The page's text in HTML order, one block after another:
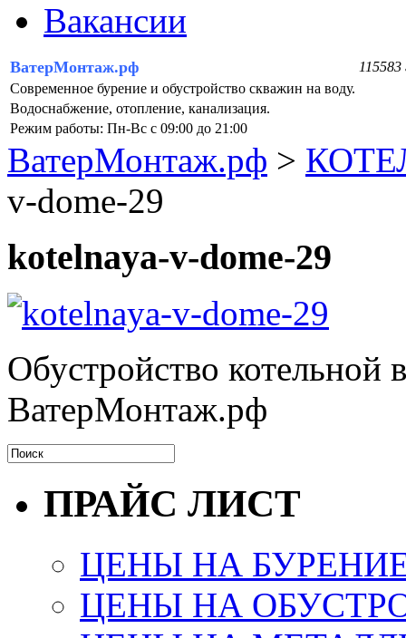
Вакансии
ВатерМонтаж.рф
Современное бурение и обустройство скважин на воду.
Водоснабжение, отопление, канализация.
Режим работы: Пн-Вс с 09:00 до 21:00
ВатерМонтаж.рф >
v-dome-29
kotelnaya-v-dome-29
Обустройство котельной
ВатерМонтаж.рф
ПРАЙС ЛИСТ
ЦЕНЫ НА
ЦЕНЫ НА